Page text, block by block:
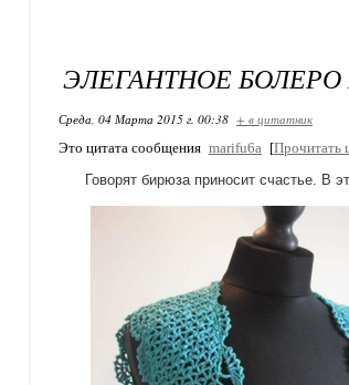
ЭЛЕГАНТНОЕ
Среда, 04 Марта 2015 г. 00:38 + в цитатник
Это цитата сообщения marifu6a [Прочитать
Говорят бирюза приносит счастье. В